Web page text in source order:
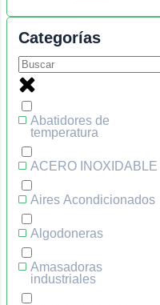
Categorías
Abatidores de
temperatura
ACERO INOXIDABLE
Aires Acondicionados
Algodoneras
Amasadoras
industriales